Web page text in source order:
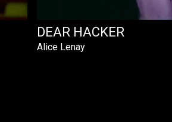
DEAR HACKER
Alice Lenay